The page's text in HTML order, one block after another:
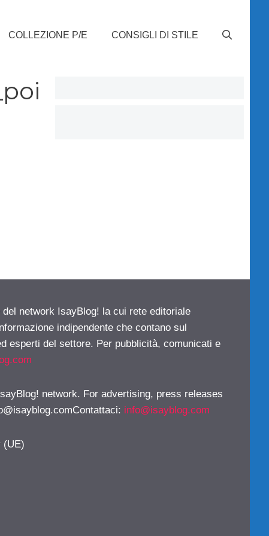
COLLEZIONE P/E CONSIGLI DI STILE
del network IsayBlog! la cui rete editoriale
indipendente che contano sul
esperti del settore. Per pubblicità, comunicati e
network. For advertising, press releases
: info@isayblog.com
(UE)